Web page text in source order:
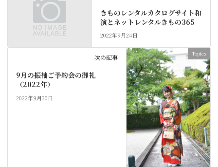
きものレンタルカタログサイト和
演とネットレンタルきもの365
2022年9月24日
Topics
次の記事
9月の振袖ご予約会の御礼
（2022年）
2022年9月30日